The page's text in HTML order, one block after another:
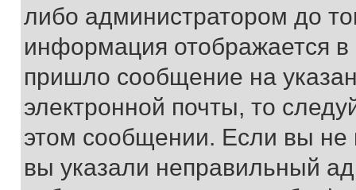
либо администратором до
информация отображается
пришло сообщение на
электронной почты, то
этом сообщении. Если вы
вы указали неправильный